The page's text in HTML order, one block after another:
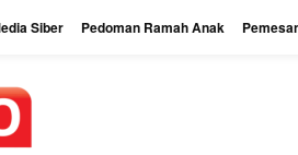
Siber Pedoman Ramah Anak